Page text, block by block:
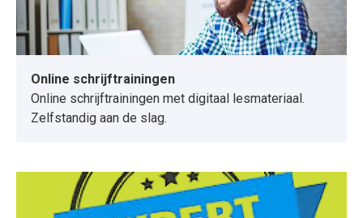
Online schrijftrainingen
Online schrijftrainingen met digitaal lesmateriaal.
Zelfstandig aan de slag.